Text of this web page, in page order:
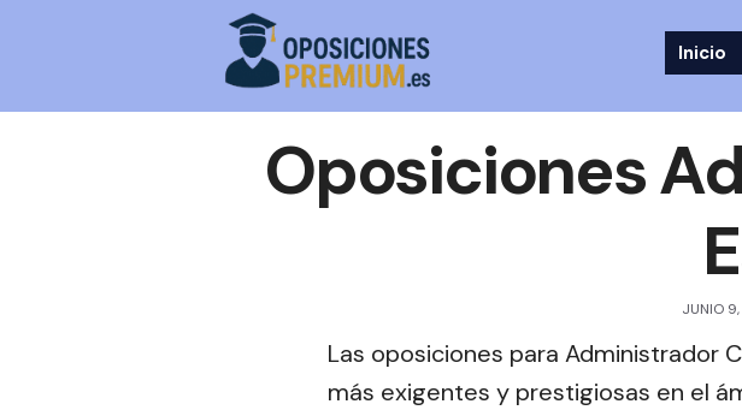
Inicio
Oposiciones
JUNIO
Las oposiciones para Administrador
más exigentes y prestigiosas en el